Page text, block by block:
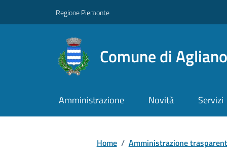
Regione Piemonte
Comune di
Amministrazione Novità Servizi
Home / Amministrazione